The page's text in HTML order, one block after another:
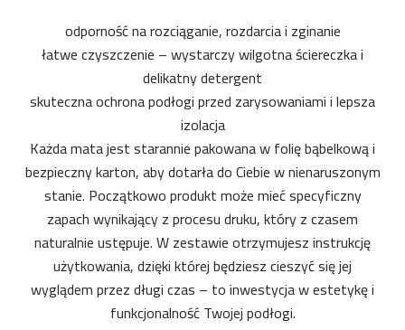
odporność na rozciąganie, rozdarcia i zginanie
łatwe czyszczenie – wystarczy wilgotna ściereczka i
delikatny detergent
skuteczna ochrona podłogi przed zarysowaniami i lepsza
izolacja
Każda mata jest starannie pakowana w folię bąbelkową i
bezpieczny karton, aby dotarła do Ciebie w nienaruszonym
stanie. Początkowo produkt może mieć specyficzny
zapach wynikający z procesu druku, który z czasem
naturalnie ustępuje. W zestawie otrzymujesz instrukcję
użytkowania, dzięki której będziesz cieszyć się jej
wyglądem przez długi czas – to inwestycja w estetykę i
funkcjonalność Twojej podłogi.